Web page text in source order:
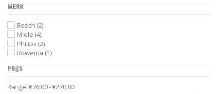
MERK
Bosch (2)
Miele (4)
Philips (2)
Rowenta (1)
PRIJS
Range: €76,00 - €270,00